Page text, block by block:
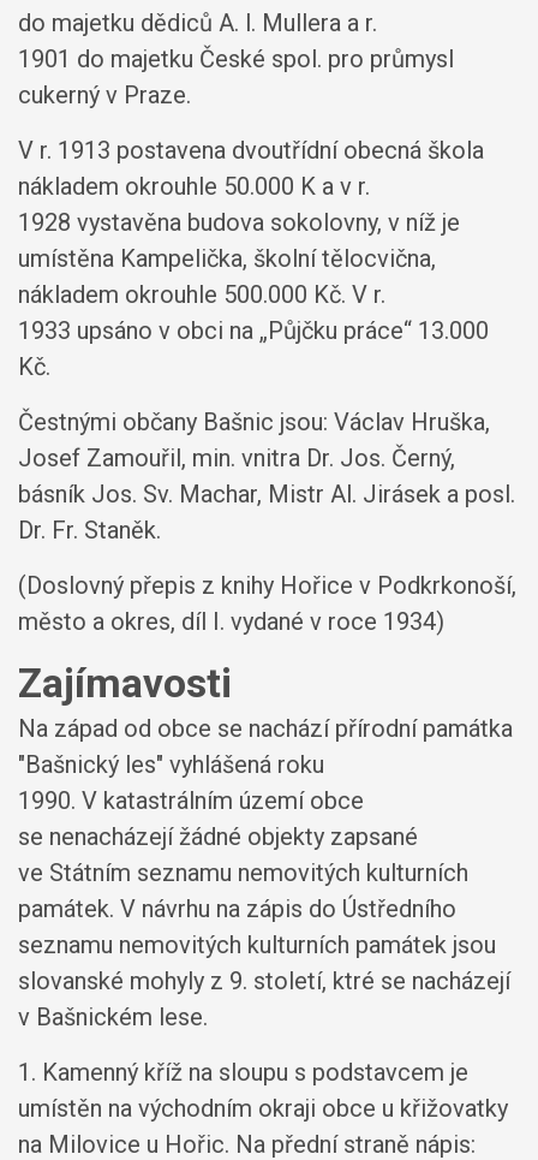
do majetku dědiců A. l. Mullera a r.
1901 do majetku České spol. pro průmysl
cukerný v Praze.
V r. 1913 postavena dvoutřídní obecná škola
nákladem okrouhle 50.000 K a v r.
1928 vystavěna budova sokolovny, v níž je
umístěna Kampelička, školní tělocvična,
nákladem okrouhle 500.000 Kč. V r.
1933 upsáno v obci na „Půjčku práce“ 13.000
Kč.
Čestnými občany Bašnic jsou: Václav Hruška,
Josef Zamouřil, min. vnitra Dr. Jos. Černý,
básník Jos. Sv. Machar, Mistr Al. Jirásek a posl.
Dr. Fr. Staněk.
(Doslovný přepis z knihy Hořice v Podkrkonoší,
město a okres, díl I. vydané v roce 1934)
Zajímavosti
Na západ od obce se nachází přírodní památka
"Bašnický les" vyhlášená roku
1990. V katastrálním území obce
se nenacházejí žádné objekty zapsané
ve Státním seznamu nemovitých kulturních
památek. V návrhu na zápis do Ústředního
seznamu nemovitých kulturních památek jsou
slovanské mohyly z 9. století, ktré se nacházejí
v Bašnickém lese.
1. Kamenný kříž na sloupu s podstavcem je
umístěn na východním okraji obce u křižovatky
na Milovice u Hořic. Na přední straně nápis: